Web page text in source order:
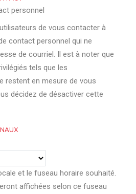
personnel
de vous contacter à
contact personnel qui ne
de courriel. Il est à noter que
tels que les
restent en mesure de vous
décidez de désactiver cette
et le fuseau horaire souhaité.
affichées selon ce fuseau